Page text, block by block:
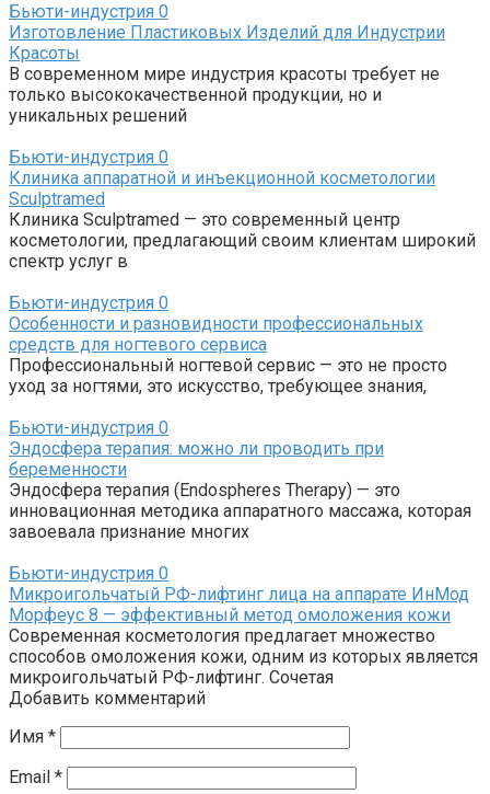
Бьюти-индустрия 0
Изготовление Пластиковых Изделий для Индустрии
Красоты
В современном мире индустрия красоты требует не
только высококачественной продукции, но и
уникальных решений
Бьюти-индустрия 0
Клиника аппаратной и инъекционной косметологии
Sculptramed
Клиника Sculptramed — это современный центр
косметологии, предлагающий своим клиентам широкий
спектр услуг в
Бьюти-индустрия 0
Особенности и разновидности профессиональных
средств для ногтевого сервиса
Профессиональный ногтевой сервис — это не просто
уход за ногтями, это искусство, требующее знания,
Бьюти-индустрия 0
Эндосфера терапия: можно ли проводить при
беременности
Эндосфера терапия (Endospheres Therapy) — это
инновационная методика аппаратного массажа, которая
завоевала признание многих
Бьюти-индустрия 0
Микроигольчатый РФ-лифтинг лица на аппарате ИнМод
Морфеус 8 — эффективный метод омоложения кожи
Современная косметология предлагает множество
способов омоложения кожи, одним из которых является
микроигольчатый РФ-лифтинг. Сочетая
Добавить комментарий
Имя *
Email *